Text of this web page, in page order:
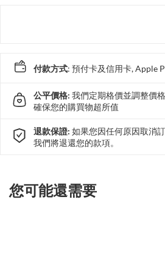
付款方式: 預付卡及信用卡, Apple
公平價格: 我們定期格價並調整價格
確保您的購買物超所值
退款保證: 如果您因任何原因取消訂
我們將退還您的款項。
您可能還需要